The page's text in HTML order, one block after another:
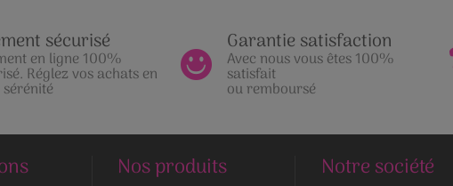
sécurisé
en ligne 100%
Réglez vos achats en
Garantie satisfaction
Avec nous vous êtes 100%
satisfait
ou remboursé
Nos produits Notre société